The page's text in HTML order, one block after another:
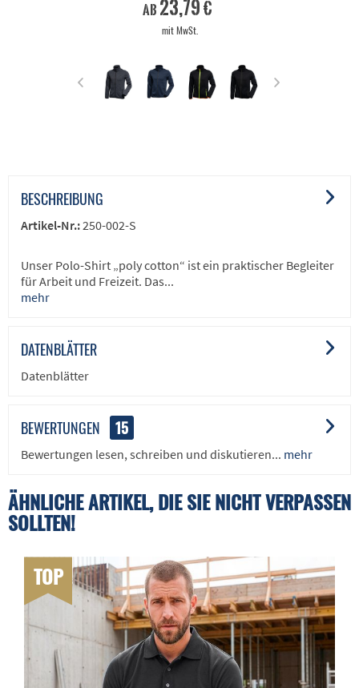
ab 23,79 €
mit MwSt.
BESCHREIBUNG
Artikel-Nr.:250-002-S
Unser Polo-Shirt „poly cotton“ ist ein praktischer Begleiter
für Arbeit und Freizeit. Das...
mehr
DATENBLÄTTER
Datenblätter
BEWERTUNGEN 15
Bewertungen lesen, schreiben und diskutieren... mehr
ÄHNLICHE ARTIKEL, DIE SIE NICHT VERPASSEN
SOLLTEN!
TOP